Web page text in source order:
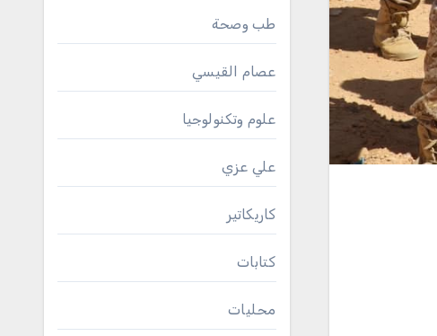
طب وصحة
عصام القيسي
علوم وتكنولوجيا
علي عزي
كاريكاتير
كتابات
محليات